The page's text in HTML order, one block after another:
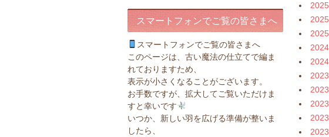
スマートフォンでご覧の皆さまへ
スマートフォンでご覧の皆さまへ
このページは、古い魔法の仕立てで編ま
れておりますため、
表示が小さくなることがございます。
お手数ですが、拡大してご覧いただけま
すと幸いです
いつか、新しい羽を広げる準備が整いま
したら、